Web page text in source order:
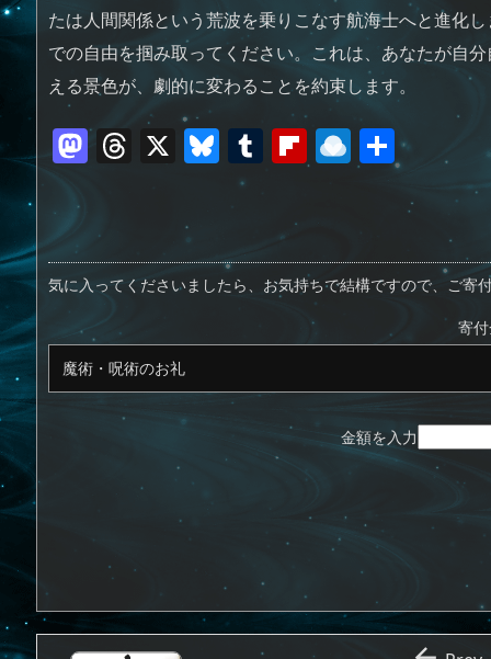
たは人間関係という荒波を乗りこなす航海士へと進化
での自由を掴み取ってください。これは、あなたが自
える景色が、劇的に変わることを約束します。
M
o
d
n
T
a
d
X Bl
u
sk
y
T
m
bl
r
Fl
ip
o
ar
d
R
ai
d
ro
io
共
有
気に入ってくださいましたら、お気持ちで結構ですので、ご寄
寄
金額を入力